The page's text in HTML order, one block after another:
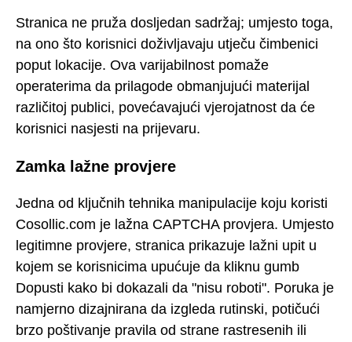
Stranica ne pruža dosljedan sadržaj; umjesto toga,
na ono što korisnici doživljavaju utječu čimbenici
poput lokacije. Ova varijabilnost pomaže
operaterima da prilagode obmanjujući materijal
različitoj publici, povećavajući vjerojatnost da će
korisnici nasjesti na prijevaru.
Zamka lažne provjere
Jedna od ključnih tehnika manipulacije koju koristi
Cosollic.com je lažna CAPTCHA provjera. Umjesto
legitimne provjere, stranica prikazuje lažni upit u
kojem se korisnicima upućuje da kliknu gumb
Dopusti kako bi dokazali da "nisu roboti". Poruka je
namjerno dizajnirana da izgleda rutinski, potičući
brzo poštivanje pravila od strane rastresenih ili